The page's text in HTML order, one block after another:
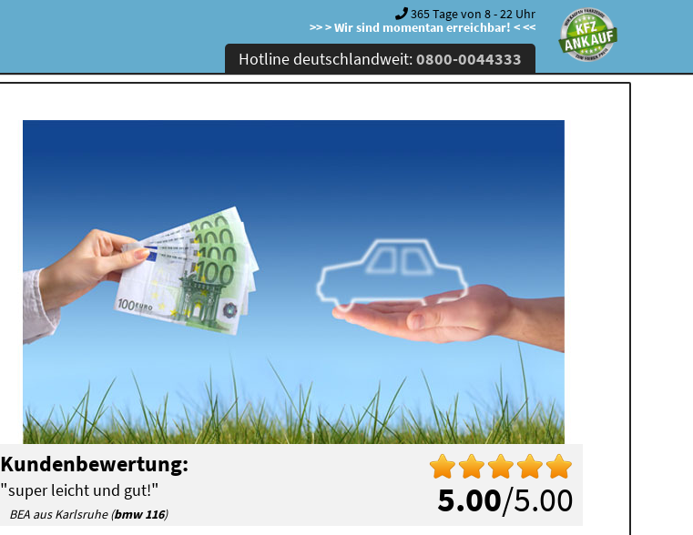
365 Tage von 8 - 22 Uhr
>> > Wir sind momentan erreichbar! < <<
Hotline deutschlandweit:0800-0044333
5.00/5.00
Kundenbewertung:
"super leicht und gut!"
BEA aus Karlsruhe (bmw 116)